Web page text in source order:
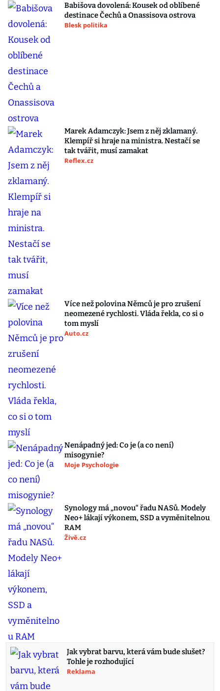
Babišova dovolená: Kousek od oblíbené
destinace Čechů a Onassisova ostrova
Blesk politika
Marek Adamczyk: Jsem z něj zklamaný.
Klempíř si hraje na ministra. Nestačí se
tak tvářit, musí zamakat
Reflex.cz
Více než polovina Němců je pro zrušení
neomezené rychlosti. Vláda řekla, co si o
tom myslí
Auto.cz
Nenápadný jed: Co je (a co není)
misogynie?
Moje Psychologie
Synology má „novou“ řadu NASů. Modely
Neo+ lákají výkonem, SSD a vyměnitelnou
RAM
Živě.cz
Jak vybrat barvu, která vám bude slušet?
Tohle je rozhodující
Reklama